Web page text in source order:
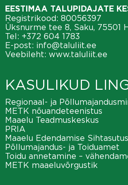
EESTIMAA TALUPIDAJATE
Registrikood: 80056397
Üksnurme tee 8, Saku, 75501
Tel: +372 604 1783
E-post: info@taluliit.ee
Veebileht: www.taluliit.ee
KASULIKUD
Regionaal- ja
METK nõuandeteenistus
Maaelu Teadmuskeskus
PRIA
Maaelu Edendamise Sihtasutus
Põllumajandus- ja Toiduamet
Toidu annetamine –
METK maaeluvõrgustik